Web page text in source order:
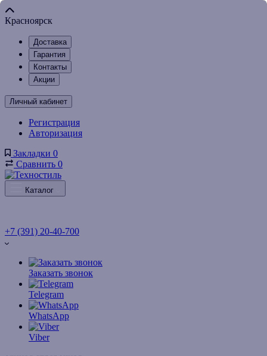
Красноярск
Доставка
Гарантия
Контакты
Акции
Личный кабинет
Регистрация
Авторизация
Закладки 0
Сравнить 0
Каталог
+7 (391) 20-40-700
Заказать звонок
Telegram
WhatsApp
Viber